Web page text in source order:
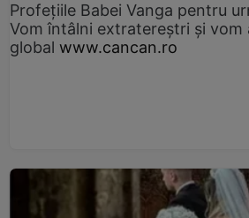
Profețiile Babei Vanga pentru
Vom întâlni extratereștri și
global www.cancan.ro